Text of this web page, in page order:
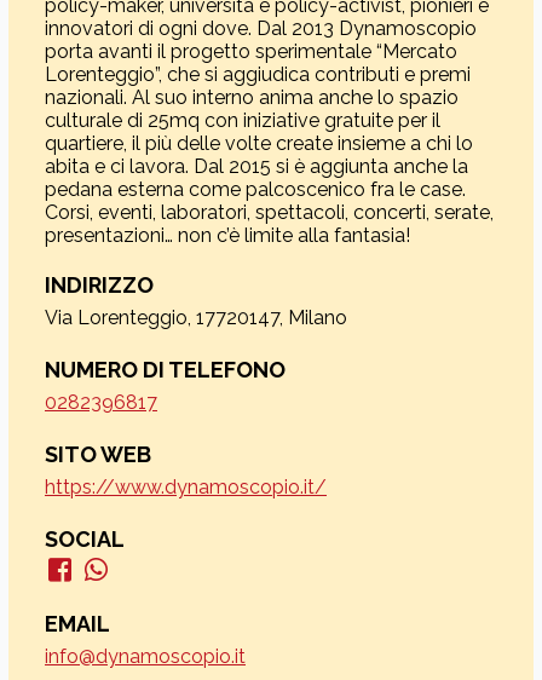
policy-maker, università e policy-activist, pionieri e
innovatori di ogni dove. Dal 2013 Dynamoscopio
porta avanti il progetto sperimentale “Mercato
Lorenteggio”, che si aggiudica contributi e premi
nazionali. Al suo interno anima anche lo spazio
culturale di 25mq con iniziative gratuite per il
quartiere, il più delle volte create insieme a chi lo
abita e ci lavora. Dal 2015 si è aggiunta anche la
pedana esterna come palcoscenico fra le case.
Corsi, eventi, laboratori, spettacoli, concerti, serate,
presentazioni… non c’è limite alla fantasia!
INDIRIZZO
Via Lorenteggio, 17720147, Milano
NUMERO DI TELEFONO
0282396817
SITO WEB
https://www.dynamoscopio.it/
SOCIAL
EMAIL
info@dynamoscopio.it